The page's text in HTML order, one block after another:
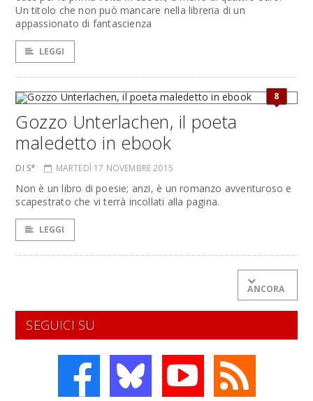
Un titolo che non può mancare nella libreria di un
appassionato di fantascienza
LEGGI
8
Gozzo Unterlachen, il poeta
maledetto in ebook
DI S* MARTEDÌ 17 NOVEMBRE 2015
Non è un libro di poesie; anzi, è un romanzo avventuroso e
scapestrato che vi terrà incollati alla pagina.
LEGGI
ANCORA
SEGUICI SU